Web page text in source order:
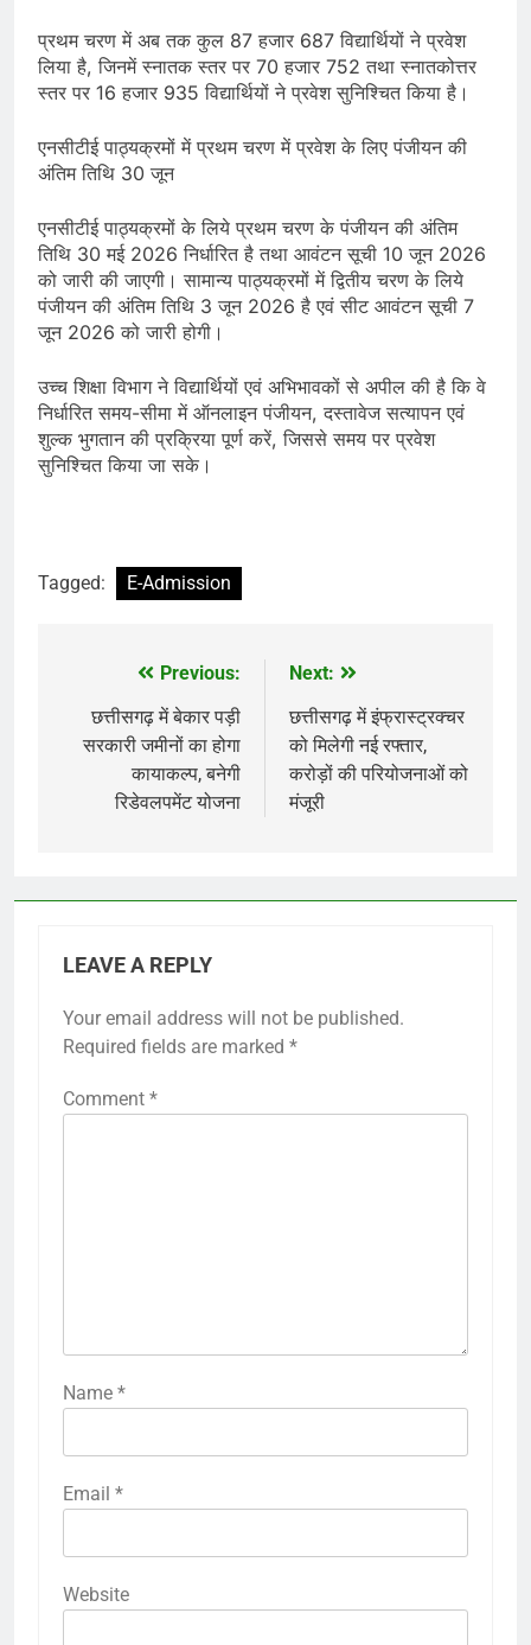
प्रथम चरण में अब तक कुल 87 हजार 687 विद्यार्थियों ने प्रवेश
लिया है, जिनमें स्नातक स्तर पर 70 हजार 752 तथा स्नातकोत्तर
स्तर पर 16 हजार 935 विद्यार्थियों ने प्रवेश सुनिश्चित किया है।
एनसीटीई पाठ्यक्रमों में प्रथम चरण में प्रवेश के लिए पंजीयन की
अंतिम तिथि 30 जून
एनसीटीई पाठ्यक्रमों के लिये प्रथम चरण के पंजीयन की अंतिम
तिथि 30 मई 2026 निर्धारित है तथा आवंटन सूची 10 जून 2026
को जारी की जाएगी। सामान्य पाठ्यक्रमों में द्वितीय चरण के लिये
पंजीयन की अंतिम तिथि 3 जून 2026 है एवं सीट आवंटन सूची 7
जून 2026 को जारी होगी।
उच्च शिक्षा विभाग ने विद्यार्थियों एवं अभिभावकों से अपील की है कि वे
निर्धारित समय-सीमा में ऑनलाइन पंजीयन, दस्तावेज सत्यापन एवं
शुल्क भुगतान की प्रक्रिया पूर्ण करें, जिससे समय पर प्रवेश
सुनिश्चित किया जा सके।
Tagged: E-Admission
navigation
Previous:
छत्तीसगढ़ में बेकार पड़ी
सरकारी जमीनों का होगा
कायाकल्प, बनेगी
रिडेवलपमेंट योजना
Next:
छत्तीसगढ़ में इंफ्रास्ट्रक्चर
को मिलेगी नई रफ्तार,
करोड़ों की परियोजनाओं को
मंजूरी
LEAVE A REPLY
Your email address will not be published.
Required fields are marked *
Comment *
Name *
Email *
Website